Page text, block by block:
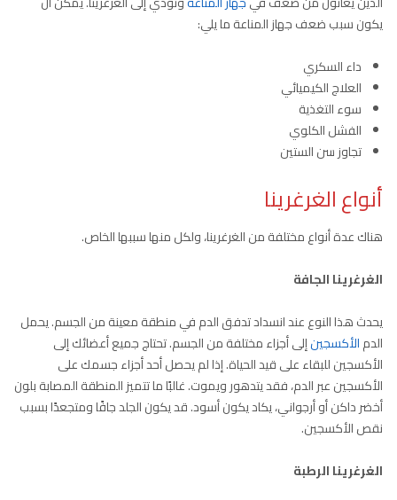
يكون سبب ضعف جهاز المناعة ما يلي:
داء السكري
العلاج الكيميائي
سوء التغذية
الفشل الكلوي
تجاوز سن الستين
أنواع الغرغرينا
هناك عدة أنواع مختلفة من الغرغرينا، ولكل منها سببها الخاص.
الغرغرينا الجافة
يحدث هذا النوع عند انسداد تدفق الدم في منطقة معينة من الجسم. يحمل
الدمالأكسجينإلى أجزاء مختلفة من الجسم. تحتاج جميع أعضائك إلى
الأكسجين للبقاء على قيد الحياة. إذا لم يحصل أحد أجزاء جسمك على
الأكسجين عبر الدم، فقد يتدهور ويموت. غالبًا ما تتميز المنطقة المصابة بلون
أخضر داكن أو أرجواني، يكاد يكون أسود. قد يكون الجلد جافًا ومتجعدًا بسبب
نقص الأكسجين.
الغرغرينا الرطبة